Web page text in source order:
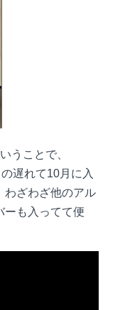
うことで、
遅れて10月に入
わざわざ他のアル
ーも入ってて便